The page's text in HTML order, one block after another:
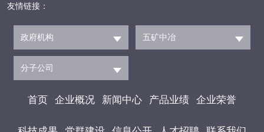
友情链接：
政府机构 五矿中冶
分子公司
首页 企业概况 新闻中心 产品业绩 企业荣誉